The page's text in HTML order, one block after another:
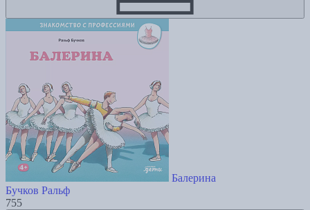
Балерина
Бучков Ральф
755